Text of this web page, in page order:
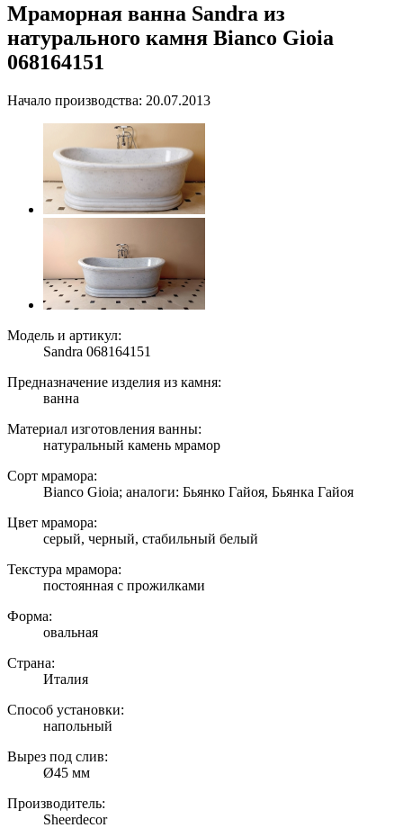
Мраморная ванна Sandra из
натурального камня Bianco Gioia
068164151
Начало производства: 20.07.2013
Модель и артикул:
Sandra 068164151
Предназначение изделия из камня:
ванна
Материал изготовления ванны:
натуральный камень мрамор
Сорт мрамора:
Bianco Gioia; аналоги: Бьянко Гайоя, Бьянка Гайоя
Цвет мрамора:
серый, черный, стабильный белый
Текстура мрамора:
постоянная с прожилками
Форма:
овальная
Страна:
Италия
Способ установки:
напольный
Вырез под слив:
Ø45 мм
Производитель:
Sheerdecor